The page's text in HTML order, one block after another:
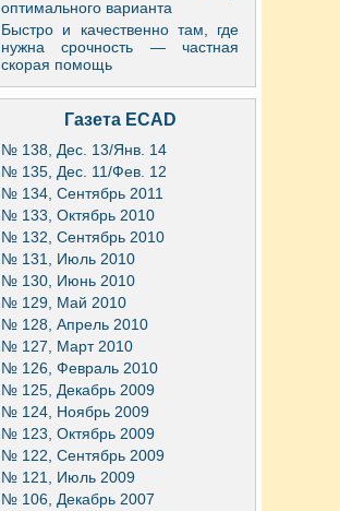
оптимального варианта
Быстро и качественно там, где
нужна срочность — частная
скорая помощь
Газета ECAD
№ 138, Дес. 13/Янв. 14
№ 135, Дес. 11/Фев. 12
№ 134, Сентябрь 2011
№ 133, Октябрь 2010
№ 132, Сентябрь 2010
№ 131, Июль 2010
№ 130, Июнь 2010
№ 129, Май 2010
№ 128, Апрель 2010
№ 127, Март 2010
№ 126, Февраль 2010
№ 125, Декабрь 2009
№ 124, Ноябрь 2009
№ 123, Октябрь 2009
№ 122, Сентябрь 2009
№ 121, Июль 2009
№ 106, Декабрь 2007